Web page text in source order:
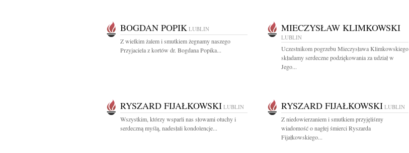
BOGDAN POPIK LUBLIN
Z wielkim żalem i smutkiem żegnamy naszego
Przyjaciela z kortów dr. Bogdana Popika...
MIECZYSŁAW KLIMKOWSKI
LUBLIN
Uczestnikom pogrzebu Mieczysława Klimkowskiego
składamy serdeczne podziękowania za udział w
Jego...
RYSZARD FIJAŁKOWSKI LUBLIN
Wszystkim, którzy wsparli nas słowami otuchy i
serdeczną myślą, nadesłali kondolencje...
RYSZARD FIJAŁKOWSKI LUBLIN
Z niedowierzaniem i smutkiem przyjęliśmy
wiadomość o nagłej śmierci Ryszarda
Fijałkowskiego...